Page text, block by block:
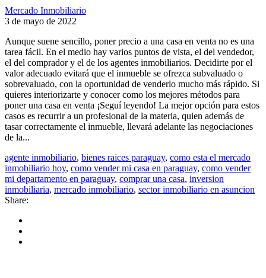
Mercado Inmobiliario
3 de mayo de 2022
Aunque suene sencillo, poner precio a una casa en venta no es una
tarea fácil. En el medio hay varios puntos de vista, el del vendedor,
el del comprador y el de los agentes inmobiliarios. Decidirte por el
valor adecuado evitará que el inmueble se ofrezca subvaluado o
sobrevaluado, con la oportunidad de venderlo mucho más rápido. Si
quieres interiorizarte y conocer como los mejores métodos para
poner una casa en venta ¡Seguí leyendo! La mejor opción para estos
casos es recurrir a un profesional de la materia, quien además de
tasar correctamente el inmueble, llevará adelante las negociaciones
de la...
agente inmobiliario, bienes raices paraguay, como esta el mercado
inmobiliario hoy, como vender mi casa en paraguay, como vender
mi departamento en paraguay, comprar una casa, inversion
inmobiliaria, mercado inmobiliario, sector inmobiliario en asuncion
Share: